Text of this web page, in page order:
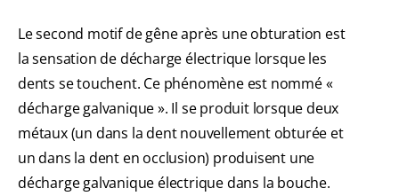
Le second motif de gêne après une obturation est
la sensation de décharge électrique lorsque les
dents se touchent. Ce phénomène est nommé «
décharge galvanique ». Il se produit lorsque deux
métaux (un dans la dent nouvellement obturée et
un dans la dent en occlusion) produisent une
décharge galvanique électrique dans la bouche.